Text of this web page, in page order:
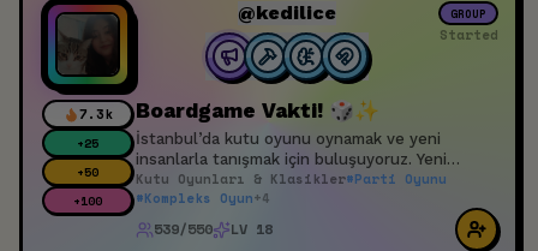
7.3k
+25
+50
+100
@kedilice GROUP
Started
Boardgame Vakti! 🎲✨
İstanbul’da kutu oyunu oynamak ve yeni
insanlarla tanışmak için buluşuyoruz. Yeni
oyunlar öğrenmek, farklı kutu oyunları denemek
ve bu hobiyi seven insanlarla vakit geçirmek
isteyen herkesi bekleriz. Oyun bilmiyorsan hiç
sorun değil, masalarda bilen arkadaşlar
Kutu Oyunları & Klasikler#Parti Oyunu
#Kompleks Oyun+4
539/550 LV 18